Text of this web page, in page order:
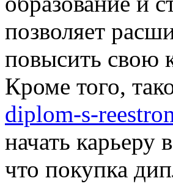
позволяет
повысить свою
Кроме того,
diplom-s-
начать
что покупка